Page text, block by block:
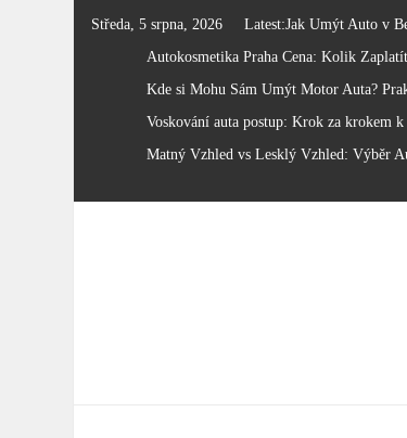
Středa, 5 srpna, 2026 Latest:Jak Umýt Auto v
Autokosmetika Praha Cena: Kolik
Kde si Mohu Sám Umýt Motor Auta?
Voskování auta postup: Krok za krokem
Matný Vzhled vs Lesklý Vzhled: Výběr